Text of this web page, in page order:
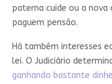
paterna cuide ou a nova
paguem pensão.
Há também interesses
lei. O Judiciário
ganhando bastante